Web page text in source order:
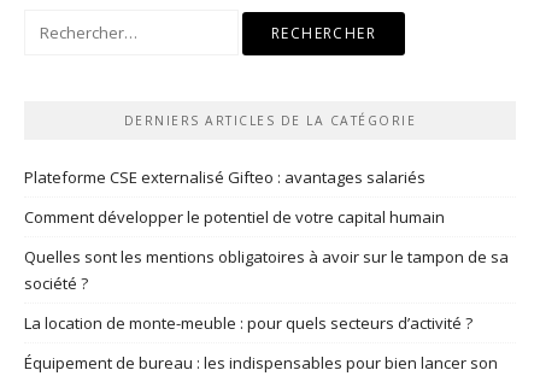
Rechercher :
DERNIERS ARTICLES DE LA CATÉGORIE
Plateforme CSE externalisé Gifteo : avantages salariés
Comment développer le potentiel de votre capital humain
Quelles sont les mentions obligatoires à avoir sur le tampon de sa
société ?
La location de monte-meuble : pour quels secteurs d’activité ?
Équipement de bureau : les indispensables pour bien lancer son